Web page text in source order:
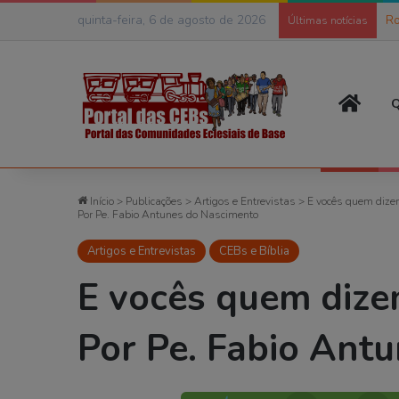
quinta-feira, 6 de agosto de 2026 Últimas notícias
Início > Publicações >Artigos e Entrevistas > E vocês quem
Por Pe. Fabio Antunes do Nascimento
Artigos e Entrevistas CEBs e Bíblia
E vocês quem
Por Pe. Fabio